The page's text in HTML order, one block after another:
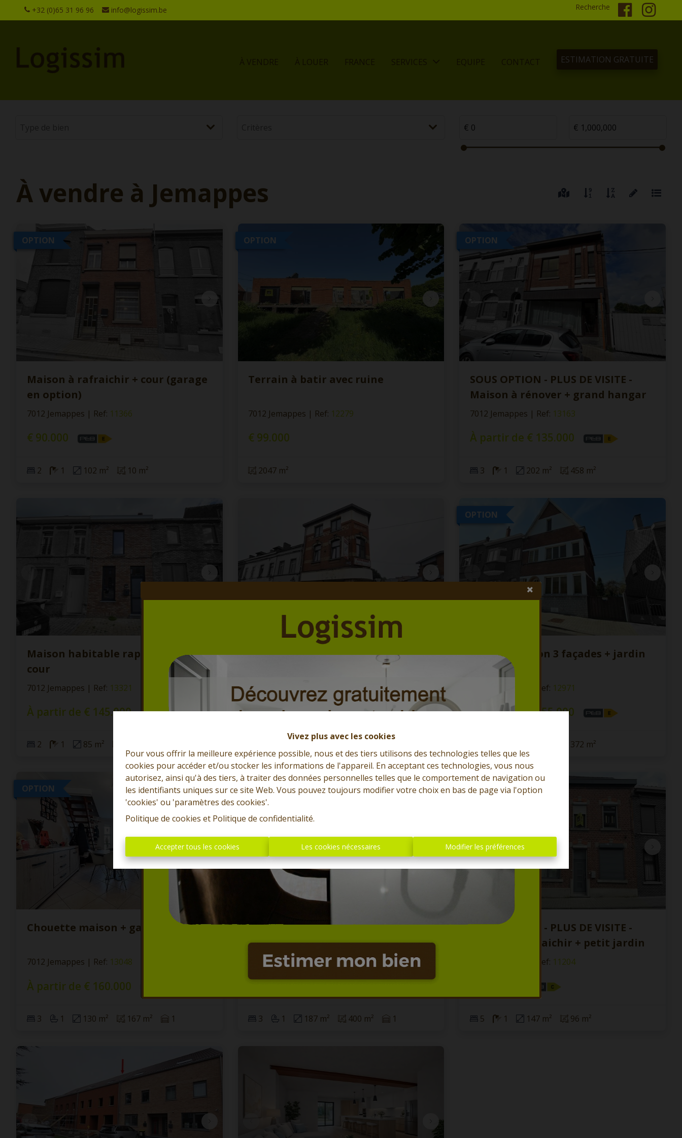
Vivez plus avec les cookies
Pour vous offrir la meilleure expérience possible, nous et des tiers utilisons des technologies telles que les
cookies pour accéder et/ou stocker les informations de l'appareil. En acceptant ces technologies, vous nous
autorisez, ainsi qu'à des tiers, à traiter des données personnelles telles que le comportement de navigation ou
les identifiants uniques sur ce site Web. Vous pouvez toujours modifier votre choix en bas de page via l'option
'cookies' ou 'paramètres des cookies'.
Politique de cookies et Politique de confidentialité.
Accepter tous les cookies Les cookies nécessaires Modifier les préférences
+32 (0)65 31 96 96 info@logissim.be Recherche
À VENDRE À LOUER FRANCE SERVICES EQUIPE CONTACT ESTIMATION GRATUITE
À vendre à Jemappes
OPTION
Maison à rafraichir + cour (garage
en option)
7012 Jemappes | Ref: 11366
€ 90.000
2 1 102 m² 10 m²
OPTION
Terrain à batir avec ruine
7012 Jemappes | Ref: 12279
€ 99.000
2047 m²
OPTION
SOUS OPTION - PLUS DE VISITE -
Maison à rénover + grand hangar
7012 Jemappes | Ref: 13163
À partir de € 135.000
3 1 202 m² 458 m²
Maison habitable rapidement +
cour
7012 Jemappes | Ref: 13321
À partir de € 145.000
2 1 85 m²
Bâtiment de commerce + logement
7012 Jemappes | Ref 11911
À partir de € 147.000
208 m²
OPTION
Grande maison 3 façades + jardin
Ref: 12971
À partir de € 155.000
372 m²
OPTION
Chouette maison + garage et cour
7012 Jemappes | Ref: 13048
À partir de € 160.000
3 1 130 m² 167 m² 1
OPTION
OPTION - Maison habitable
rapidement + jardin
7012 Jemappes|Ref : 11925
3 1 187 m² 400 m² 1
OPTION
SOUS OPTION - PLUS DE VISITE -
Maison à rafraichir + petit jardin
Ref: 11204
5 1 147 m² 96 m²